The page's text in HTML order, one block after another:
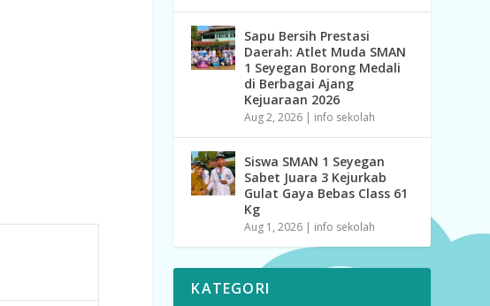
Sapu Bersih Prestasi
Daerah: Atlet Muda SMAN
1 Seyegan Borong Medali
di Berbagai Ajang
Kejuaraan 2026
Aug 2, 2026 | info sekolah
Siswa SMAN 1 Seyegan
Sabet Juara 3 Kejurkab
Gulat Gaya Bebas Class 61
Kg
Aug 1, 2026 | info sekolah
KATEGORI